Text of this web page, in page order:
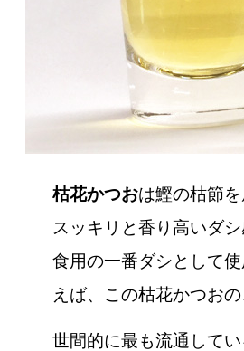
枯花かつおは鰹の枯節を
スッキリと香り高いダ
食用の一番ダシとして
えば、この枯花かつおの
世間的に最も流通して